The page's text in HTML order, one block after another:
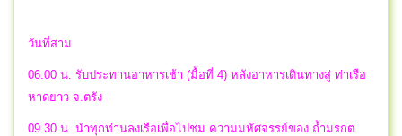
วันที่สาม
06.00 น. รับประทานอาหารเช้า (มื้อที่ 4) หลังอาหารเดินทางสู่ ท่าเรือ
หาดยาว จ.ตรัง
09.30 น. นำทุกท่านลงเรือเพื่อไปชม ความมหัศจรรย์ของ ถ้ำมรกต